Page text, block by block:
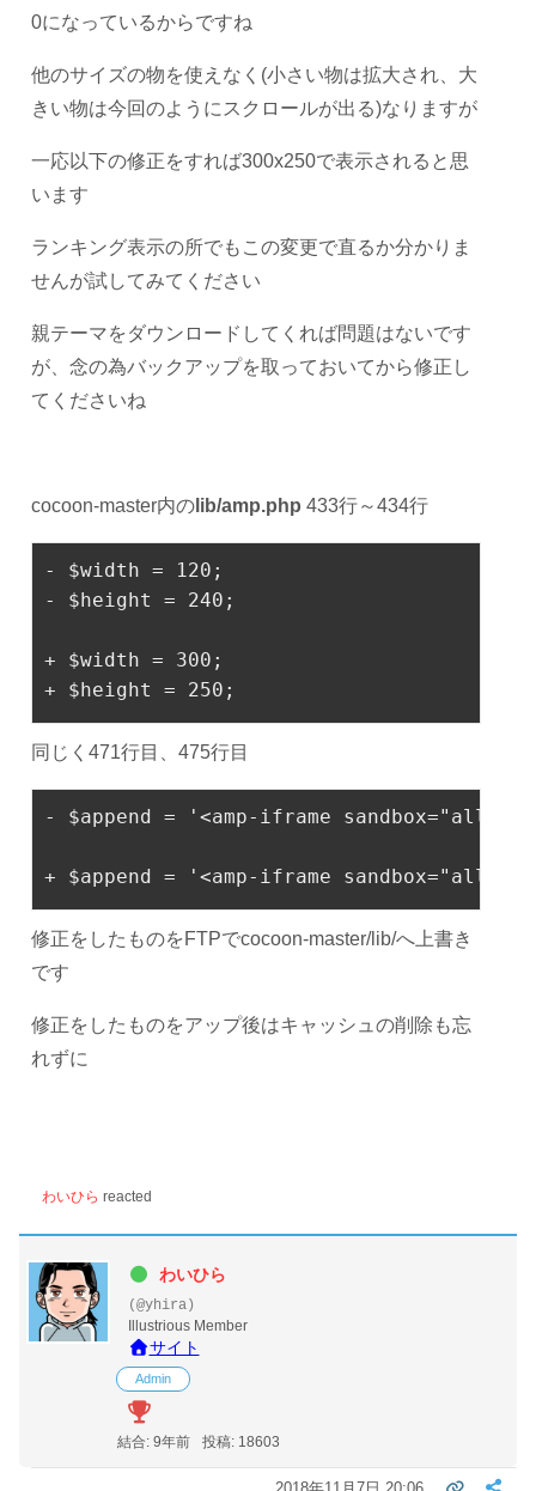
0になっているからですね
他のサイズの物を使えなく(小さい物は拡大され、大
きい物は今回のようにスクロールが出る)なりますが
一応以下の修正をすれば300x250で表示されると思
います
ランキング表示の所でもこの変更で直るか分かりま
せんが試してみてください
親テーマをダウンロードしてくれば問題はないです
が、念の為バックアップを取っておいてから修正し
てくださいね
cocoon-master内の lib/amp.php 433行～434行
- $width = 120 ;
- $height = 240 ;
+ $width = 300 ;
+ $height = 250 ;
同じく471行目、475行目
- $append = '<amp-iframe sandbox="allow-
+ $append = '<amp-iframe sandbox="allow-
修正をしたものをFTPでcocoon-master/lib/へ上書き
です
修正をしたものをアップ後はキャッシュの削除も忘
れずに
わいひら reacted
わいひら
(@yhira)
Illustrious Member
サイト
Admin
結合: 9年前 投稿: 18603